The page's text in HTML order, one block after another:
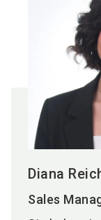
Diana
Sales